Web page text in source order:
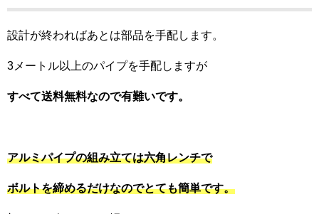
設計が終わればあとは部品を手配します。
3メートル以上のパイプを手配しますが
すべて送料無料なので有難いです。
アルミパイプの組み立ては六角レンチで
ボルトを締めるだけなのでとても簡単です。